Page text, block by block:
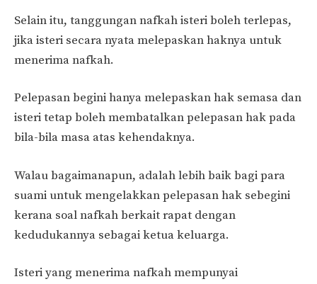
Selain itu, tanggungan nafkah isteri boleh terlepas,
jika isteri secara nyata melepaskan haknya untuk
menerima nafkah.
Pelepasan begini hanya melepaskan hak semasa dan
isteri tetap boleh membatalkan pelepasan hak pada
bila-bila masa atas kehendaknya.
Walau bagaimanapun, adalah lebih baik bagi para
suami untuk mengelakkan pelepasan hak sebegini
kerana soal nafkah berkait rapat dengan
kedudukannya sebagai ketua keluarga.
Isteri yang menerima nafkah mempunyai